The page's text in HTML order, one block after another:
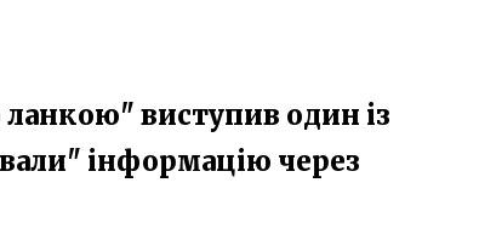
виступив один із
інформацію через